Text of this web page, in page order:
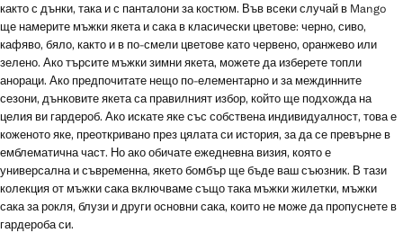
както с дънки, така и с панталони за костюм. Във всеки случай в Mango
ще намерите мъжки якета и сака в класически цветове: черно, сиво,
кафяво, бяло, както и в по-смели цветове като червено, оранжево или
зелено. Ако търсите мъжки зимни якета, можете да изберете топли
анораци. Ако предпочитате нещо по-елементарно и за междинните
сезони, дънковите якета са правилният избор, който ще подхожда на
целия ви гардероб. Ако искате яке със собствена индивидуалност, това е
коженото яке, преоткривано през цялата си история, за да се превърне в
емблематична част. Но ако обичате ежедневна визия, която е
универсална и съвременна, якето бомбър ще бъде ваш съюзник. В тази
колекция от мъжки сака включваме също така мъжки жилетки, мъжки
сака за рокля, блузи и други основни сака, които не може да пропуснете в
гардероба си.